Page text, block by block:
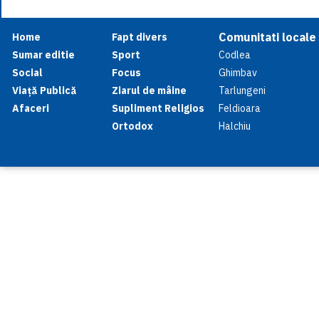
Home
Sumar editie
Social
Viață Publică
Afaceri
Fapt divers
Sport
Focus
Ziarul de mâine
Supliment Religios
Ortodox
Comunitati locale
Codlea
Ghimbav
Tarlungeni
Feldioara
Halchiu